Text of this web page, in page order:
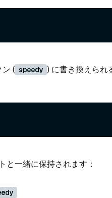
( speedy ) に書き換えられ
と一緒に保持されます：